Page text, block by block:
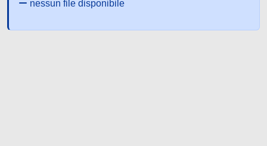
nessun file disponibile